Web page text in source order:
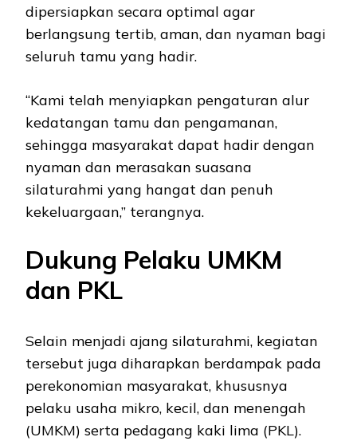
dipersiapkan secara optimal agar
berlangsung tertib, aman, dan nyaman bagi
seluruh tamu yang hadir.
“Kami telah menyiapkan pengaturan alur
kedatangan tamu dan pengamanan,
sehingga masyarakat dapat hadir dengan
nyaman dan merasakan suasana
silaturahmi yang hangat dan penuh
kekeluargaan,” terangnya.
Dukung Pelaku UMKM
dan PKL
Selain menjadi ajang silaturahmi, kegiatan
tersebut juga diharapkan berdampak pada
perekonomian masyarakat, khususnya
pelaku usaha mikro, kecil, dan menengah
(UMKM) serta pedagang kaki lima (PKL).